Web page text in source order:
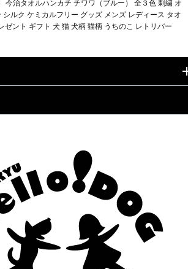
今治タオルハンカチ チワワ（ブルー） 全３色 刺繍 オ
シルク ケミカルフリー グッズ メンズ レディース タオ
ゼント ギフト 犬 猫 犬柄 猫柄 うちのこ レトリバー